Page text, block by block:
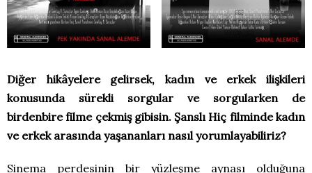
Diğer hikâyelere gelirsek, kadın ve erkek ilişkileri
konusunda sürekli sorgular ve sorgularken de
birdenbire filme çekmiş gibisin. Şanslı Hiç filminde kadın
ve erkek arasında yaşananları nasıl yorumlayabiliriz?
Sinema perdesinin bir yüzleşme aynası olduğuna